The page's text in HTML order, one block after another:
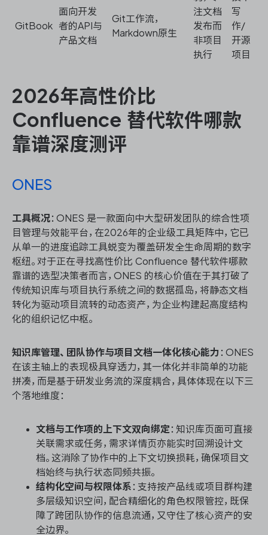
GitBook
面向开发
者的API与
产品文档
Git工作流，
Markdown原生
注文档
发布而
非项目
执行
写
作/
开源
项目
2026年高性价比
Confluence 替代软件哪款
靠谱深度测评
ONES
工具概况：ONES 是一款面向中大型研发团队的综合性项
目管理与效能平台，在2026年的企业级工具矩阵中，它已
从单一的进度追踪工具蜕变为覆盖研发全生命周期的数字
枢纽。对于正在寻找高性价比 Confluence 替代软件哪款
靠谱的选型决策者而言，ONES 的核心价值在于其打破了
传统知识库与项目执行系统之间的数据孤岛，将静态文档
转化为驱动项目流转的动态资产，为企业构建起高度结构
化的组织记忆中枢。
知识库管理、团队协作与项目文档一体化核心能力 ：ONES
在该主轴上的表现极具穿透力，其一体化并非简单的功能
拼凑，而是基于研发业务流的深度耦合，具体体现在以下三
个落地维度：
文档与工作项的上下文双向绑定 ：知识库页面可直接
关联需求或任务，需求详情页亦能实时回溯设计文
档。这消除了协作中的上下文切换损耗，确保项目文
档始终与执行状态同频共振。
结构化空间与权限体系 ：支持按产品线或项目群构建
多层级知识空间，配合精细化的角色权限管控，既保
障了跨团队协作的信息流通，又守住了核心资产的安
全边界。